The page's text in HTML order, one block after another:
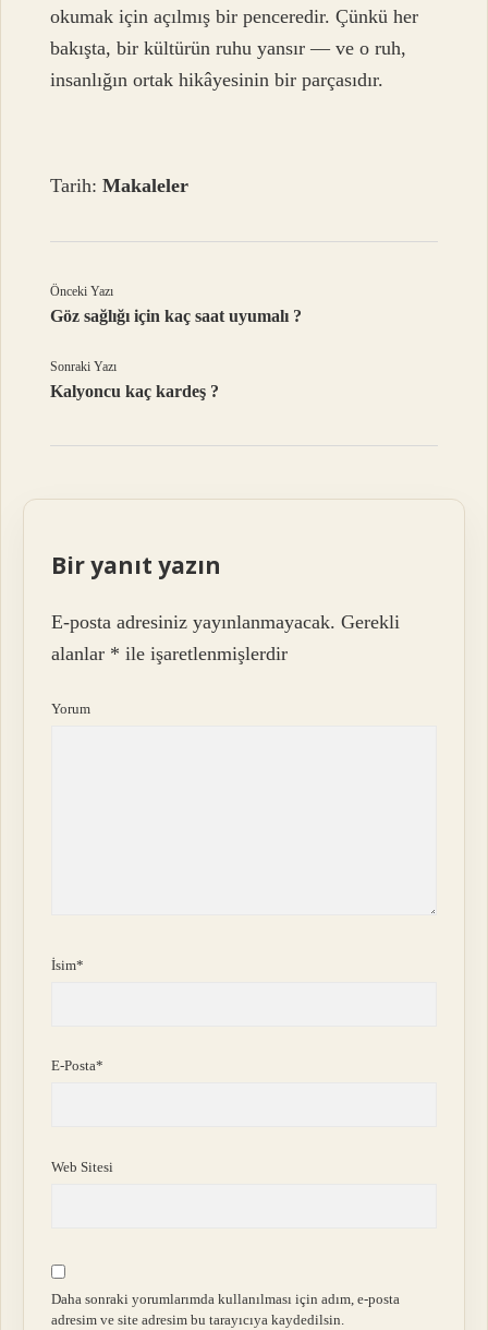
okumak için açılmış bir penceredir. Çünkü her
bakışta, bir kültürün ruhu yansır — ve o ruh,
insanlığın ortak hikâyesinin bir parçasıdır.
Tarih:Makaleler
Önceki Yazı
Göz sağlığı için kaç saat uyumalı ?
Sonraki Yazı
Kalyoncu kaç kardeş ?
Bir yanıt yazın
E-posta adresiniz yayınlanmayacak. Gerekli
alanlar * ile işaretlenmişlerdir
Yorum
İsim*
E-Posta*
Web Sitesi
Daha sonraki yorumlarımda kullanılması için adım, e-posta
adresim ve site adresim bu tarayıcıya kaydedilsin.